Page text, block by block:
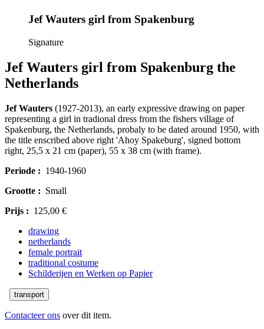
Jef Wauters girl from Spakenburg
Signature
Jef Wauters girl from Spakenburg the
Netherlands
Jef Wauters (1927-2013), an early expressive drawing on paper
representing a girl in tradional dress from the fishers village of
Spakenburg, the Netherlands, probaly to be dated around 1950, with
the title enscribed above right 'Ahoy Spakeburg', signed bottom
right, 25,5 x 21 cm (paper), 55 x 38 cm (with frame).
Periode : 1940-1960
Grootte : Small
Prijs : 125,00 €
drawing
netherlands
female portrait
traditional costume
Schilderijen en Werken op Papier
transport
Contacteer ons over dit item.